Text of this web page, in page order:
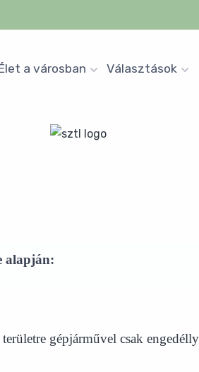
a városban Választások
alapján:
gépjárművel csak